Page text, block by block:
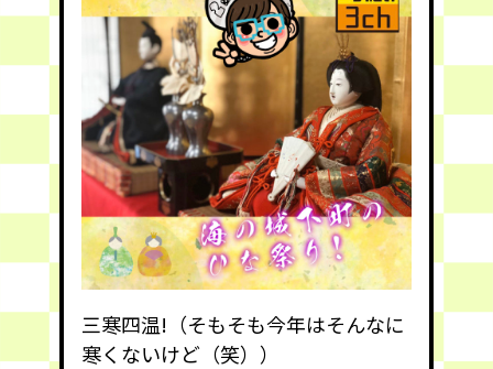
三寒四温!（そもそも今年はそんなに
寒くないけど（笑））